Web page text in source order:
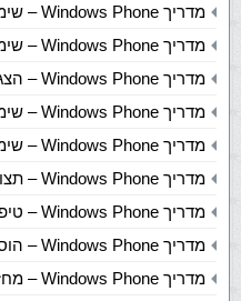
מדריך Windows Phone – שימוש ב Shapes
מדריך Windows Phone – שימוש ב Brushes
מדריך Windows Phone – הצגת תמונה וקטע וידאו
מדריך Windows Phone – שימוש ב Transformations
מדריך Windows Phone – שימוש ב Styles
מדריך Windows Phone – תצוגות Pivot ופנורמה
מדריך Windows Phone – טיפול באוריינטציה של המסך
מדריך Windows Phone – הוספת Application Bar
מדריך Windows Phone – מחזור החיים של אפליקציה